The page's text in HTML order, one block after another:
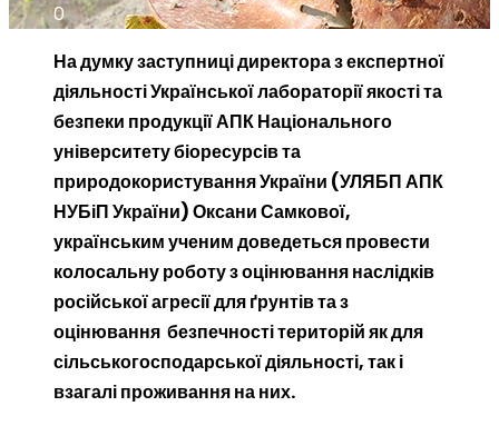
0
На думку заступниці директора з експертної
діяльності Української лабораторії якості та
безпеки продукції АПК Національного
університету біоресурсів та
природокористування України (УЛЯБП АПК
НУБіП України) Оксани Самкової,
українським ученим доведеться провести
колосальну роботу з оцінювання наслідків
російської агресії для ґрунтів та з
оцінювання безпечності територій як для
сільськогосподарської діяльності, так і
взагалі проживання на них.